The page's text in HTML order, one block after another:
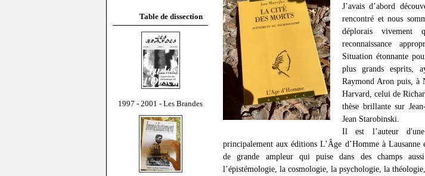
Table de dissection
1997 - 2001 - Les Brandes
J’avais d’abord
rencontré et nous
déplorais vivement
reconnaissance
Situation étonnante
plus grands esprits,
Raymond Aron puis, à
Harvard, celui de
thèse brillante sur
Jean Starobinski.
Il est l’auteur
principalement aux éditions L’Âge d’Homme à
de grande ampleur qui puise dans des champs
l’épistémologie, la cosmologie, la psychologie, la